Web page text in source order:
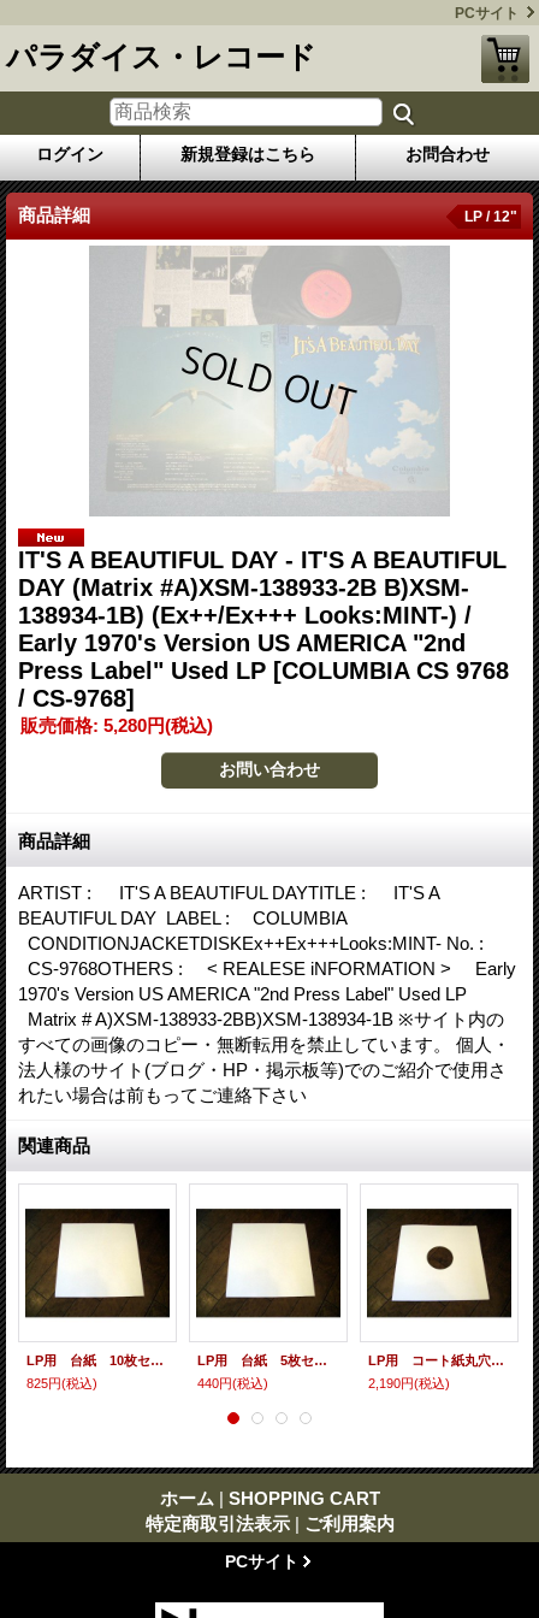
PCサイト
パラダイス・レコード
ログイン 新規登録はこちら お問合わせ
商品詳細 LP / 12"
IT'S A BEAUTIFUL DAY - IT'S A BEAUTIFUL
DAY (Matrix #A)XSM-138933-2B B)XSM-
138934-1B) (Ex++/Ex+++ Looks:MINT-) /
Early 1970's Version US AMERICA "2nd
Press Label" Used LP [COLUMBIA CS 9768
/ CS-9768]
販売価格: 5,280円(税込)
商品詳細
ARTIST : IT'S A BEAUTIFUL DAYTITLE : IT'S A
BEAUTIFUL DAY LABEL : COLUMBIA
CONDITIONJACKETDISKEx++Ex+++Looks:MINT- No. :
CS-9768OTHERS : < REALESE iNFORMATION > Early
1970's Version US AMERICA "2nd Press Label" Used LP
Matrix # A)XSM-138933-2BB)XSM-138934-1B ※サイト内の
すべての画像のコピー・無断転用を禁止しています。 個人・
法人様のサイト(ブログ・HP・掲示板等)でのご紹介で使用さ
れたい場合は前もってご連絡下さい
関連商品
LP用 台紙 10枚セット
825円(税込)
LP用 台紙 5枚セット
440円(税込)
LP用 コート紙丸穴ジャケ 10枚セット
2,190円(税込)
ホーム | SHOPPING CART
特定商取引法表示 | ご利用案内
PCサイト